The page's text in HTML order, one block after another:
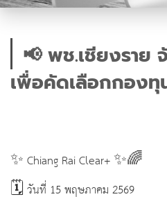
📢 พช.เชียงราย
เพื่อคัดเลือกกอง
✨ Chiang Rai Clear+ ✨🌈
🗓️ วันที่ 15 พฤษภาคม 2569